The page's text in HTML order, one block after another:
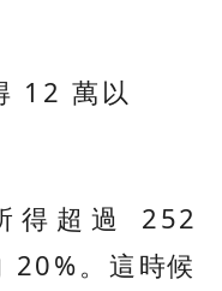
12 萬以
得超過 252
20%。這時候